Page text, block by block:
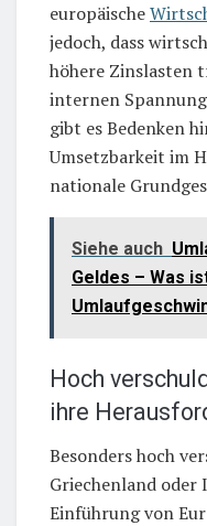
europäische
jedoch, dass
höhere Zinslasten
internen
gibt es Bedenken
Umsetzbarkeit im
nationale
Siehe auch
Geldes – Was
Hoch
ihre
Besonders hoch
Griechenland
Einführung von